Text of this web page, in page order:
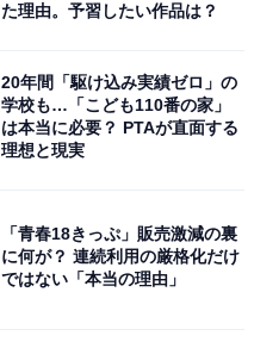
た理由。予習したい作品は？
20年間「駆け込み実績ゼロ」の
学校も…「こども110番の家」
は本当に必要？ PTAが直面する
理想と現実
「青春18きっぷ」販売激減の裏
に何が？ 連続利用の厳格化だけ
ではない「本当の理由」